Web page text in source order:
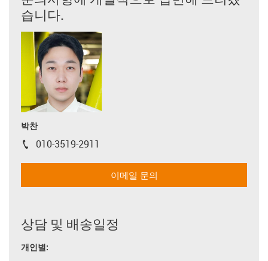
습니다.
박찬
igus-icon-phone
010-3519-2911
이메일 문의
상담 및 배송일정
개인별: